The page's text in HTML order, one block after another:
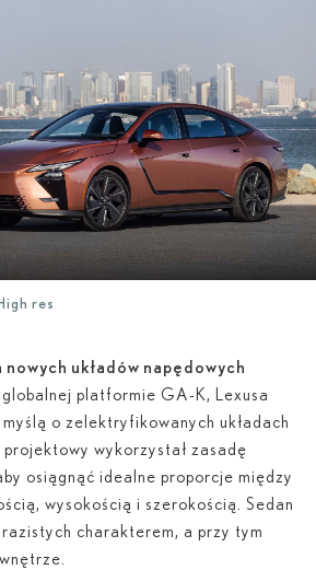
res
układów napędowych
globalnej platformie GA-K, Lexusa
o zelektryfikowanych układach
projektowy wykorzystał zasadę
osiągnąć idealne proporcje między
wysokością i szerokością. Sedan
charakterem, a przy tym